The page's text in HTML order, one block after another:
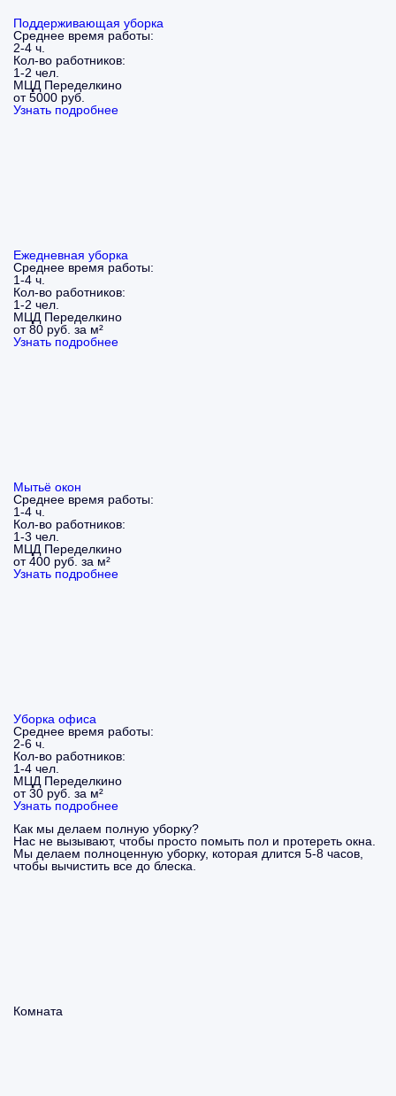
Поддерживающая уборка
Среднее время работы:
2-4 ч.
Кол-во работников:
1-2 чел.
МЦД Переделкино
от 5000 руб.
Узнать подробнее
Ежедневная уборка
Среднее время работы:
1-4 ч.
Кол-во работников:
1-2 чел.
МЦД Переделкино
от 80 руб. за м²
Узнать подробнее
Мытьё окон
Среднее время работы:
1-4 ч.
Кол-во работников:
1-3 чел.
МЦД Переделкино
от 400 руб. за м²
Узнать подробнее
Уборка офиса
Среднее время работы:
2-6 ч.
Кол-во работников:
1-4 чел.
МЦД Переделкино
от 30 руб. за м²
Узнать подробнее
Как мы делаем полную уборку?
Нас не вызывают, чтобы просто помыть пол и протереть окна.
Мы делаем полноценную уборку, которая длится 5-8 часов,
чтобы вычистить все до блеска.
Комната